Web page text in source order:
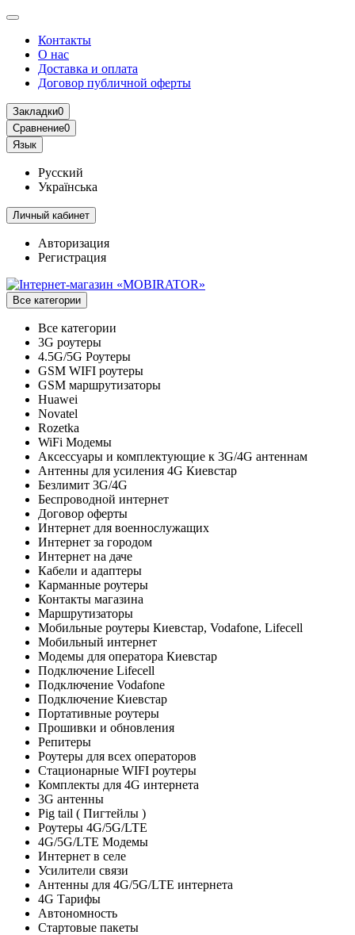
Контакты
О нас
Доставка и оплата
Договор публичной оферты
Закладки0
Сравнение0
Язык
Русский
Українська
Личный кабинет
Авторизация
Регистрация
Все категории
Все категории
3G роутеры
4.5G/5G Роутеры
GSM WIFI роутеры
GSM маршрутизаторы
Huawei
Novatel
Rozetka
WiFi Модемы
Аксессуары и комплектующие к 3G/4G антеннам
Антенны для усиления 4G Киевстар
Безлимит 3G/4G
Беспроводной интернет
Договор оферты
Интернет для военнослужащих
Интернет за городом
Интернет на даче
Кабели и адаптеры
Карманные роутеры
Контакты магазина
Маршрутизаторы
Мобильные роутеры Киевстар, Vodafone, Lifecell
Мобильный интернет
Модемы для оператора Киевстар
Подключение Lifecell
Подключение Vodafone
Подключение Киевстар
Портативные роутеры
Прошивки и обновления
Репитеры
Роутеры для всех операторов
Стационарные WIFI роутеры
Комплекты для 4G интернета
3G антенны
Pig tail ( Пигтейлы )
Роутеры 4G/5G/LTE
4G/5G/LTE Модемы
Интернет в селе
Усилители связи
Антенны для 4G/5G/LTE интернета
4G Тарифы
Автономность
Стартовые пакеты